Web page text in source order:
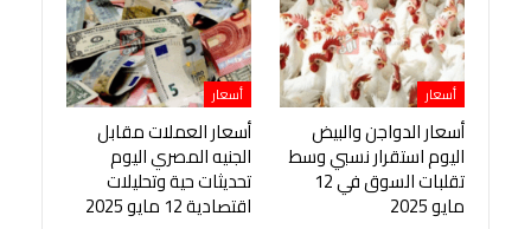
أسعار
أسعار الدواجن والبيض
اليوم استقرار نسبي وسط
تقلبات السوق في 12
مايو 2025
أسعار
أسعار العملات مقابل
الجنيه المصري اليوم
تحديثات حية وتحليلات
اقتصادية 12 مايو 2025